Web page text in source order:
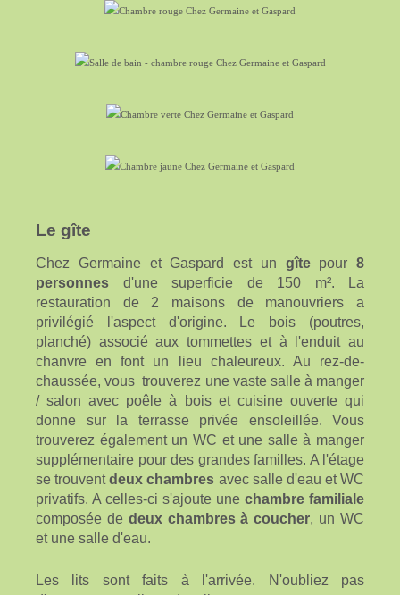
Le gîte
Chez Germaine et Gaspard est un gîtepour 8
personnes d'une superficie de 150 m². La
restauration de 2 maisons de manouvriers a
privilégié l'aspect d'origine. Le bois (poutres,
planché) associé aux tommettes et à l'enduit au
chanvre en font un lieu chaleureux. Au rez-de-
chaussée, vous trouverez une vaste salle à manger
/ salon avec poêle à bois et cuisine ouverte qui
donne sur la terrasse privée ensoleillée. Vous
trouverez également un WC et une salle à manger
supplémentaire pour des grandes familles. A l'étage
se trouventdeux chambres avec salle d'eau et WC
privatifs. A celles-ci s'ajoute une chambre familiale
composée de deux chambres à coucher, un WC
et une salle d'eau.
Les lits sont faits à l'arrivée. N'oubliez pas